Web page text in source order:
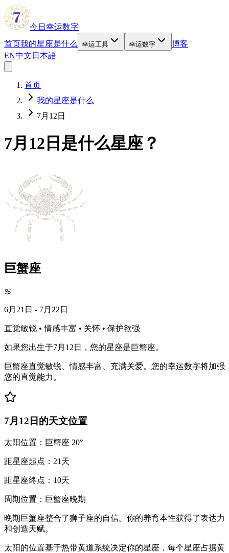
今日幸运数字
首页我的星座是什么 幸运工具 幸运数字
博客
EN中文 日本語
首页
我的星座是什么
7月12日
7月12日是什么星座？
巨蟹座
♋
6月21日 - 7月22日
直觉敏锐 • 情感丰富 • 关怀 • 保护欲强
如果您出生于7月12日，您的星座是巨蟹座。
巨蟹座直觉敏锐、情感丰富、充满关爱。您的幸运数字将加强
您的直觉能力。
7月12日的天文位置
太阳位置：巨蟹座 20°
距星座起点：21天
距星座终点：10天
周期位置：巨蟹座晚期
晚期巨蟹座整合了狮子座的自信。你的养育本性获得了表达力
和创造天赋。
太阳的位置基于热带黄道系统决定你的星座，每个星座占据黄